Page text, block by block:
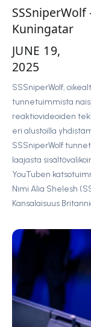
Kuningatar
JUNE 19,
2025
SSSniperWolf,
tunnetuimmista
reaktiovideoiden
eri alustoilla
SSSniperWolf
laajasta
YouTuben
Nimi Alia Shelesh
Kansalaisuus